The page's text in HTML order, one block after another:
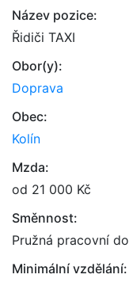
Název pozice:
Řidiči TAXI
Obor(y):
Doprava
Obec:
Kolín
Mzda:
od 21 000 Kč
Směnnost:
Pružná pracovní
Minimální vzdělání: